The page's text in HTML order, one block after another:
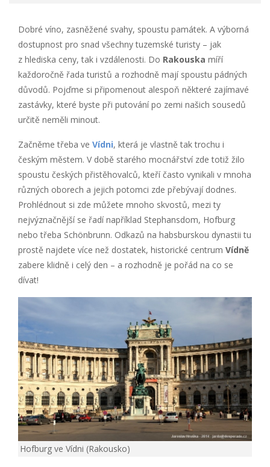
Dobré víno, zasněžené svahy, spoustu památek. A výborná
dostupnost pro snad všechny tuzemské turisty – jak
z hlediska ceny, tak i vzdálenosti. Do Rakouska míří
každoročně řada turistů a rozhodně mají spoustu pádných
důvodů. Pojďme si připomenout alespoň některé zajímavé
zastávky, které byste při putování po zemi našich sousedů
určitě neměli minout.
Začněme třeba ve Vídni, která je vlastně tak trochu i
českým městem. V době starého mocnářství zde totiž žilo
spoustu českých přistěhovalců, kteří často vynikali v mnoha
různých oborech a jejich potomci zde přebývají dodnes.
Prohlédnout si zde můžete mnoho skvostů, mezi ty
nejvýznačnější se řadí například Stephansdom, Hofburg
nebo třeba Schönbrunn. Odkazů na habsburskou dynastii tu
prostě najdete více než dostatek, historické centrum Vídně
zabere klidně i celý den – a rozhodně je pořád na co se
dívat!
Hofburg ve Vídni (Rakousko)